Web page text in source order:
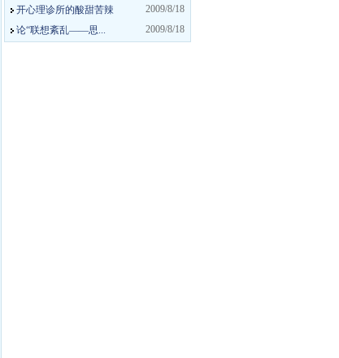
开心理诊所的酸甜苦辣
2009/8/18
论“联想紊乱——思...
2009/8/18